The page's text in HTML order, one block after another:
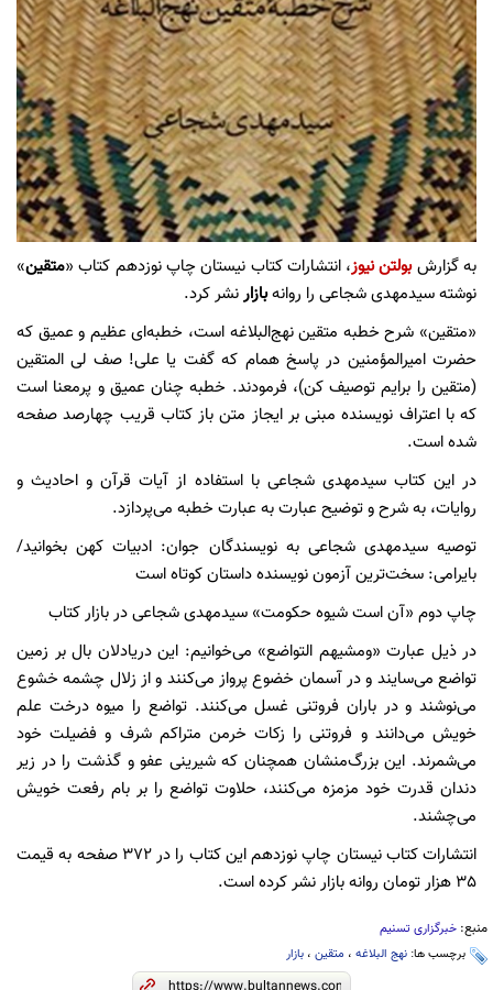
به گزارشبولتن نیوز، انتشارات کتاب نیستان چاپ نوزدهم کتاب «متقین»
نوشته سید‌مهدی شجاعی را روانهبازارنشر کرد.
«متقین» شرح خطبه‌ متقین نهج‌البلاغه است، خطبه‌ای عظیم و عمیق که
حضرت امیرالمؤمنین در پاسخ همام که گفت یا علی! صف لی المتقین
(متقین را برایم توصیف کن)، فرمودند. خطبه چنان عمیق و پرمعنا است
که با اعتراف نویسنده مبنی بر ایجاز متن باز کتاب قریب چهارصد صفحه
شده است.
در این کتاب سیدمهدی شجاعی با استفاده از آیات قرآن و احادیث و
روایات، به شرح و توضیح عبارت به عبارت خطبه می‌پردازد.
توصیه سید‌مهدی شجاعی به نویسندگان جوان: ادبیات کهن بخوانید/
بایرامی: سخت‌ترین آزمون نویسنده داستان کوتاه است
چاپ دوم «آن است شیوه حکومت» سید‌مهدی شجاعی در بازار کتاب
در ذیل عبارت «ومشیهم التواضع» می‌خوانیم: این دریادلان بال بر زمین
تواضع می‌‌سایند و در آسمان خضوع پرواز می‌کنند و از زلال چشمه خشوع
می‌نوشند و در باران فروتنی غسل می‌کنند. تواضع را میوه درخت علم
خویش می‌دانند و فروتنی را زکات خرمن متراکم شرف و فضیلت خود
می‌شمرند. این بزرگ‌منشان همچنان که شیرینی عفو و گذشت را در زیر
دندان قدرت خود مزمزه می‌کنند، حلاوت تواضع را بر بام رفعت خویش
می‌چشند.
انتشارات کتاب نیستان چاپ نوزدهم این کتاب را در 372 صفحه به قیمت
35 هزار تومان روانه بازار نشر کرده است.
منبع: خبرگزاری تسنیم
برچسب ها: نهج البلاغه ، متقین ، بازار